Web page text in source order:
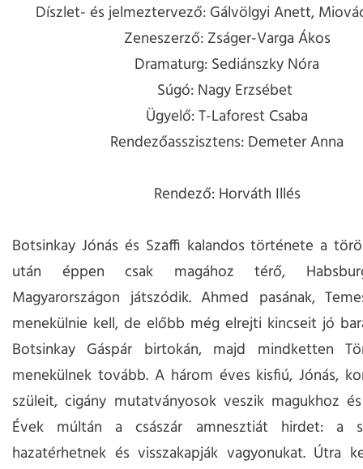
Díszlet- és jelmeztervező: Gálvölgyi Anett,
Zeneszerző: Zságer-Varga Ákos
Dramaturg: Sediánszky Nóra
Súgó: Nagy Erzsébet
Ügyelő: T-Laforest Csaba
Rendezőasszisztens: Demeter Anna
Rendező: Horváth Illés
Botsinkay Jónás és Szaffi kalandos története a
után éppen csak magához térő,
Magyarországon játszódik. Ahmed pasának,
menekülnie kell, de előbb még elrejti kincseit jó
Botsinkay Gáspár birtokán, majd mindketten
menekülnek tovább. A három éves kisfiú, Jónás,
szüleit, cigány mutatványosok veszik magukhoz
Évek múltán a császár amnesztiát hirdet: a
hazatérhetnek és visszakapják vagyonukat. Útra